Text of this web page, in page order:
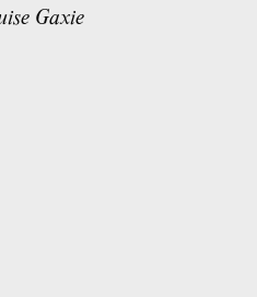
Gaxie